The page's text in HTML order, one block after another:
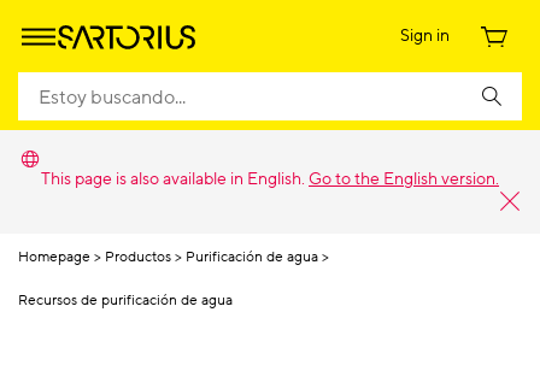
Sign in
This page is also available in English. Go to the English version.
Homepage Productos Purificación de agua
Recursos de purificación de agua